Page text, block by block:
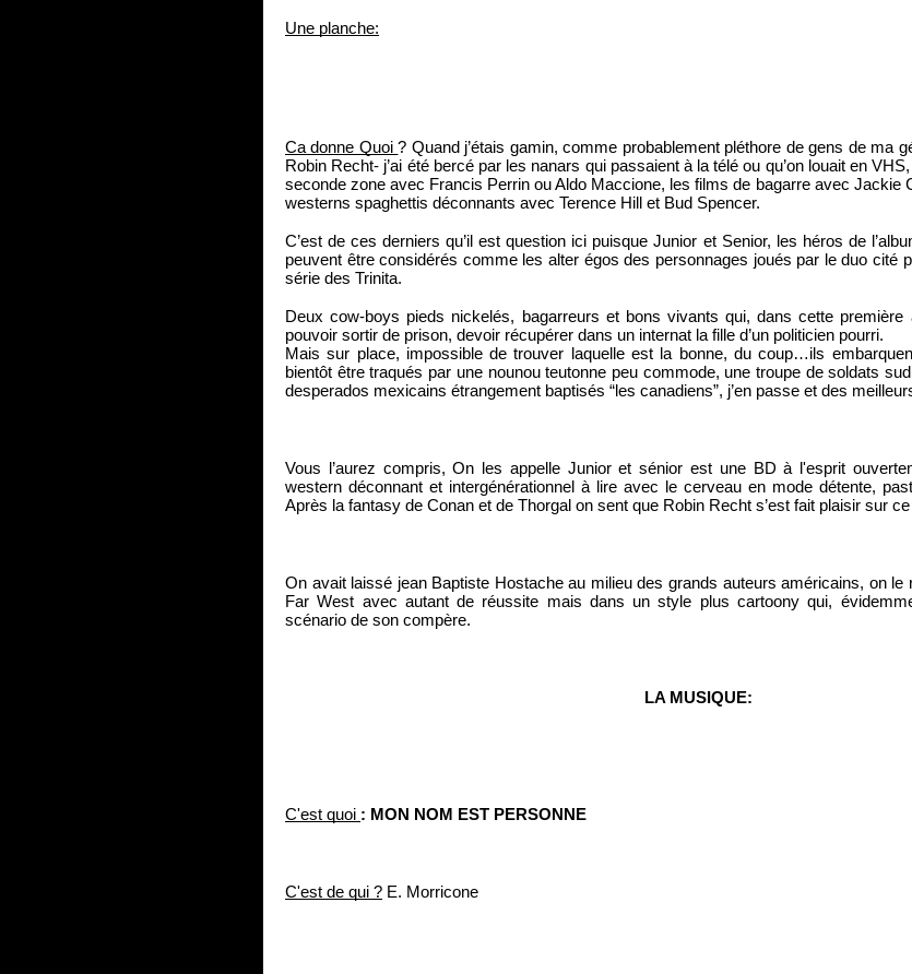
Une planche:
Ca donne Quoi ? Quand j’étais gamin, comme probablement pléthore de gens de ma
Robin Recht- j’ai été bercé par les nanars qui passaient à la télé ou qu’on louait en
seconde zone avec Francis Perrin ou Aldo Maccione, les films de bagarre avec Jackie
westerns spaghettis déconnants avec Terence Hill et Bud Spencer.
C’est de ces derniers qu’il est question ici puisque Junior et Senior, les héros de
peuvent être considérés comme les alter égos des personnages joués par le duo cité
série des Trinita.
Deux cow-boys pieds nickelés, bagarreurs et bons vivants qui, dans cette
pouvoir sortir de prison, devoir récupérer dans un internat la fille d’un politicien pourri.
Mais sur place, impossible de trouver laquelle est la bonne, du coup…ils
bientôt être traqués par une nounou teutonne peu commode, une troupe de soldats
desperados mexicains étrangement baptisés “les canadiens”, j’en passe et des
Vous l’aurez compris, On les appelle Junior et sénior est une BD à l'esprit
western déconnant et intergénérationnel à lire avec le cerveau en mode détente,
Après la fantasy de Conan et de Thorgal on sent que Robin Recht s’est fait plaisir sur
On avait laissé jean Baptiste Hostache au milieu des grands auteurs américains, on le
Far West avec autant de réussite mais dans un style plus cartoony qui,
scénario de son compère.
LA MUSIQUE:
C'est quoi : MON NOM EST PERSONNE
C'est de qui ? E. Morricone